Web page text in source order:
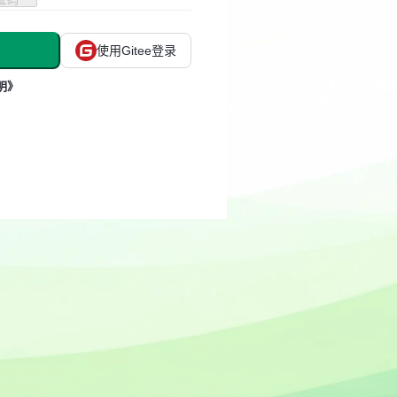
使用Gitee登录
》